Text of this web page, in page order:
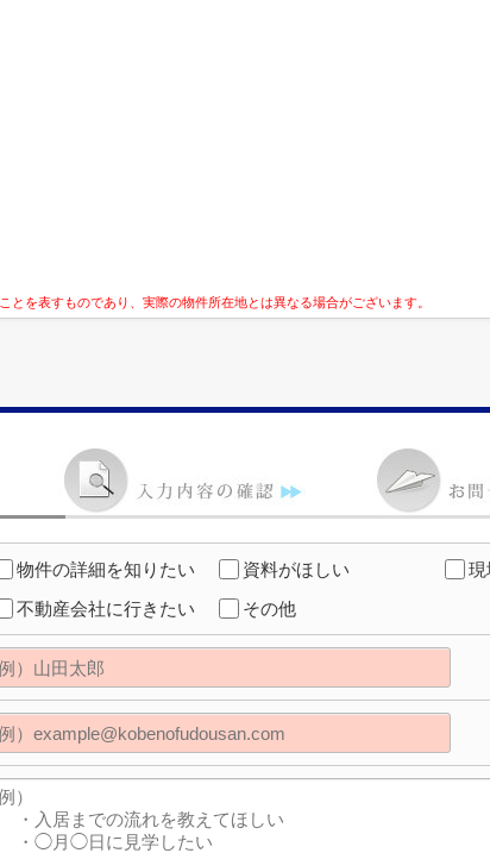
を表すものであり、実際の物件所在地とは異なる場合がございます。
物件の詳細を知りたい 資料がほしい
現
不動産会社に行きたい
その他